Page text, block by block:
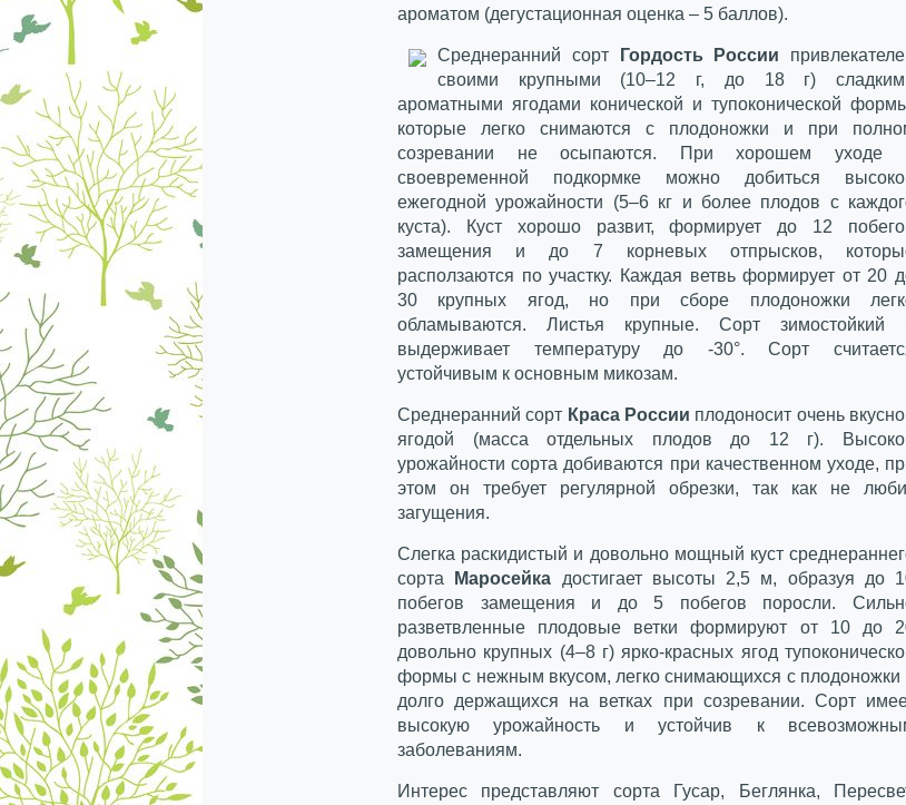
ароматом (дегустационная оценка – 5 баллов).
Среднеранний сорт Гордость России
своими крупными (10–12 г, до 18 г)
ароматными ягодами конической и тупоконической
которые легко снимаются с плодоножки и при
созревании не осыпаются. При хорошем уходе
своевременной подкормке можно добиться
ежегодной урожайности (5–6 кг и более плодов с
куста). Куст хорошо развит, формирует до 12
замещения и до 7 корневых отпрысков,
расползаются по участку. Каждая ветвь формирует от 20
30 крупных ягод, но при сборе плодоножки
обламываются. Листья крупные. Сорт зимостойкий
выдерживает температуру до -30°. Сорт
устойчивым к основным микозам.
Среднеранний сорт Краса России плодоносит очень
ягодой (масса отдельных плодов до 12 г).
урожайности сорта добиваются при качественном уходе,
этом он требует регулярной обрезки, так как не
загущения.
Слегка раскидистый и довольно мощный куст
сорта
Маросейка достигает высоты 2,5 м, образуя до
побегов замещения и до 5 побегов поросли.
разветвленные плодовые ветки формируют от 10 до
довольно крупных (4–8 г) ярко-красных ягод
формы с нежным вкусом, легко снимающихся с плодоножки
долго держащихся на ветках при созревании. Сорт
высокую урожайность и устойчив к
заболеваниям.
Интерес представляют сорта Гусар, Беглянка,